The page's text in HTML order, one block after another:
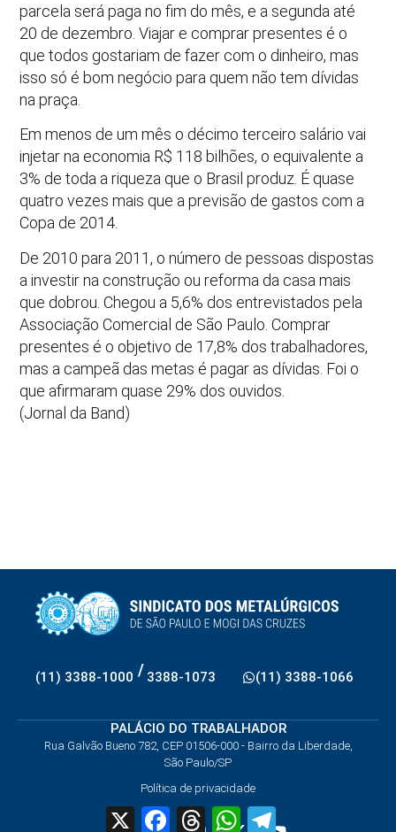
parcela será paga no fim do mês, e a segunda até
20 de dezembro. Viajar e comprar presentes é o
que todos gostariam de fazer com o dinheiro, mas
isso só é bom negócio para quem não tem dívidas
na praça.
Em menos de um mês o décimo terceiro salário vai
injetar na economia R$ 118 bilhões, o equivalente a
3% de toda a riqueza que o Brasil produz. É quase
quatro vezes mais que a previsão de gastos com a
Copa de 2014.
De 2010 para 2011, o número de pessoas dispostas
a investir na construção ou reforma da casa mais
que dobrou. Chegou a 5,6% dos entrevistados pela
Associação Comercial de São Paulo. Comprar
presentes é o objetivo de 17,8% dos trabalhadores,
mas a campeã das metas é pagar as dívidas. Foi o
que afirmaram quase 29% dos ouvidos.
(Jornal da Band)
(11) 3388-1000 / 3388-1073 (11) 3388-1066
PALÁCIO DO TRABALHADOR
Rua Galvão Bueno 782, CEP 01506-000 - Bairro da Liberdade,
São Paulo/SP
Política de privacidade
X FacebookThreadsWhatsApp